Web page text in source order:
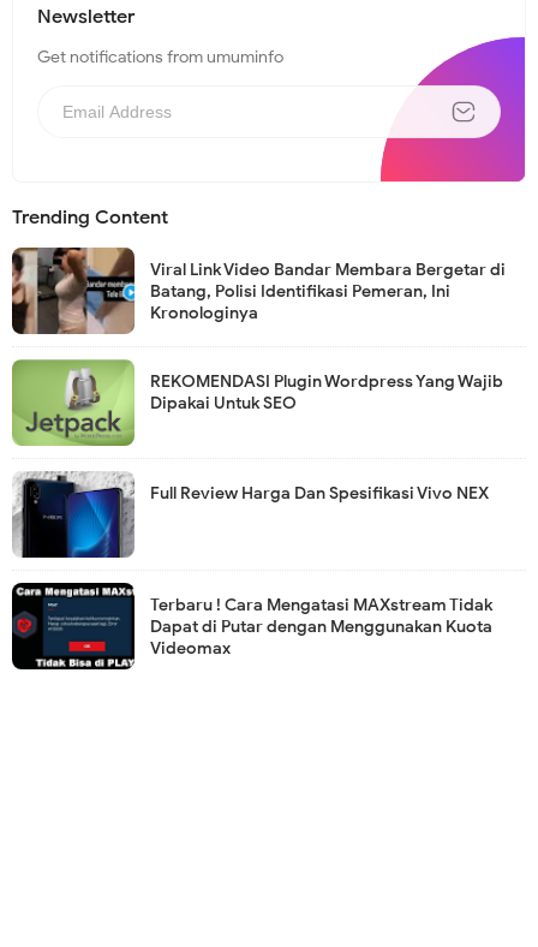
Newsletter
Get notifications from umuminfo
Trending Content
Viral Link Video Bandar Membara Bergetar di
Batang, Polisi Identifikasi Pemeran, Ini
Kronologinya
REKOMENDASI Plugin Wordpress Yang Wajib
Dipakai Untuk SEO
Full Review Harga Dan Spesifikasi Vivo NEX
Terbaru ! Cara Mengatasi MAXstream Tidak
Dapat di Putar dengan Menggunakan Kuota
Videomax